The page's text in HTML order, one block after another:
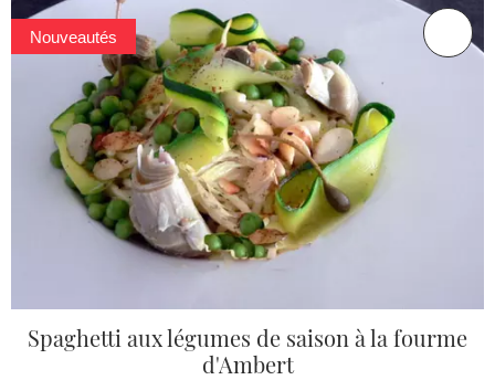
Nouveautés
Spaghetti aux légumes de saison à la fourme
d'Ambert